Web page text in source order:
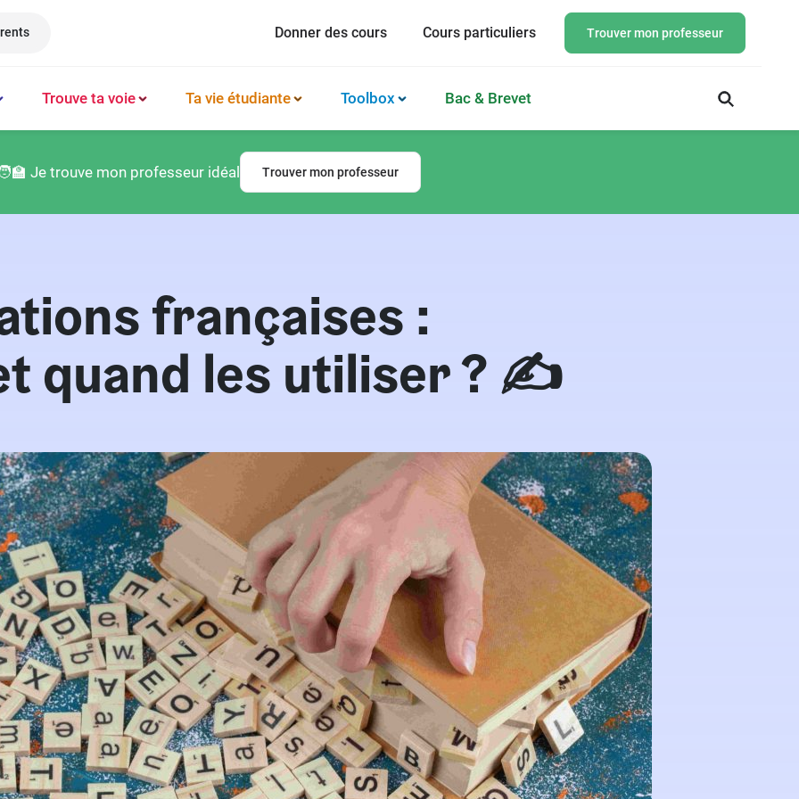
Donner des cours Cours particuliers Trouver mon professeur
Latin
Trouve ta voie Ta vie étudiante Toolbox Bac & Brevet
Je trouve mon professeur idéal Trouver mon professeur
françaises :
quand les utiliser ? ✍️